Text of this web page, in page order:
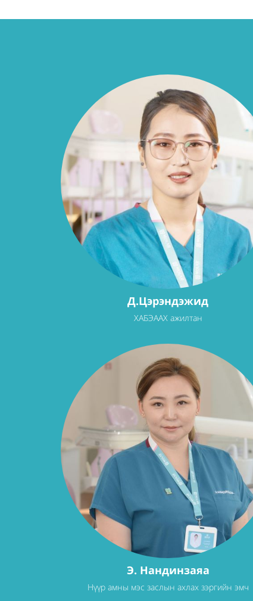
Д.Цэрэндэжид
ХАБЭААХ ажилтан
Э. Нандинзаяа
Нүүр амны мэс заслын ахлах зэргийн эмч